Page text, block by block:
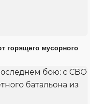
горящего мусорного